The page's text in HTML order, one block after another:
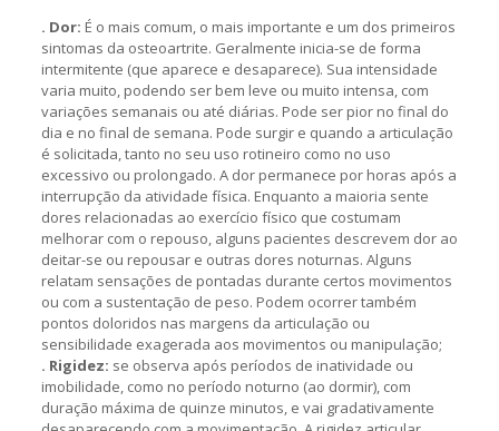
. Dor: É o mais comum, o mais importante e um dos primeiros
sintomas da osteoartrite. Geralmente inicia-se de forma
intermitente (que aparece e desaparece). Sua intensidade
varia muito, podendo ser bem leve ou muito intensa, com
variações semanais ou até diárias. Pode ser pior no final do
dia e no final de semana. Pode surgir e quando a articulação
é solicitada, tanto no seu uso rotineiro como no uso
excessivo ou prolongado. A dor permanece por horas após a
interrupção da atividade física. Enquanto a maioria sente
dores relacionadas ao exercício físico que costumam
melhorar com o repouso, alguns pacientes descrevem dor ao
deitar-se ou repousar e outras dores noturnas. Alguns
relatam sensações de pontadas durante certos movimentos
ou com a sustentação de peso. Podem ocorrer também
pontos doloridos nas margens da articulação ou
sensibilidade exagerada aos movimentos ou manipulação;
. Rigidez: se observa após períodos de inatividade ou
imobilidade, como no período noturno (ao dormir), com
duração máxima de quinze minutos, e vai gradativamente